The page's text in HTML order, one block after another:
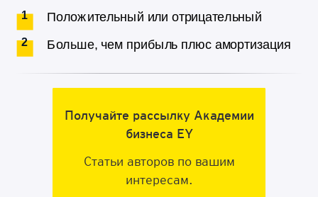
Узнайте подробнее по ссылке
Программа включает бизнес-игры
и тимбилдинги
Статьи авторов по вашим
интересам.
Получайте рассылку Академии
бизнеса EY